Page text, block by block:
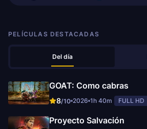
PELÍCULAS DESTACADAS
Del día
GOAT: Como cabras
8/10 2026 1h 40m FULL HD
Proyecto Salvación